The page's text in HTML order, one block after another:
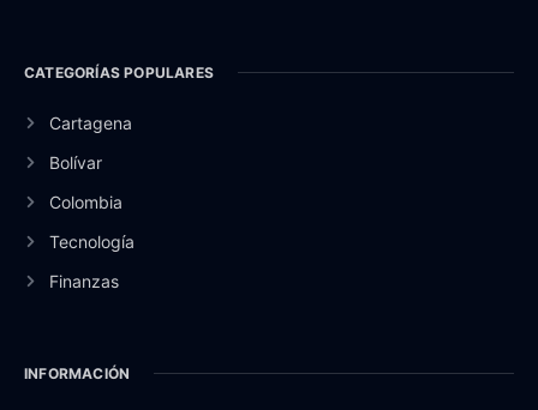
CATEGORÍAS POPULARES
Cartagena
Bolívar
Colombia
Tecnología
Finanzas
INFORMACIÓN